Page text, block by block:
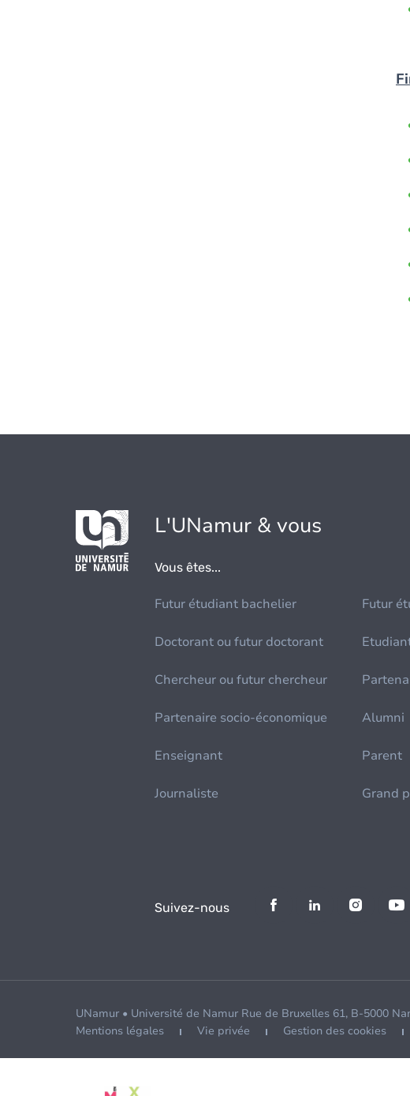
L'UNamur & vous
Vous êtes...
Futur étudiant bachelier Futur
Doctorant ou futur doctorant
Chercheur ou futur chercheur
Partenaire socio-économique Alumni
Enseignant Parent
Journaliste Grand
Suivez-nous
UNamur • Université de Namur Rue de Bruxelles 61, B-5000
Mentions légales
Vie privée Gestion des cookies